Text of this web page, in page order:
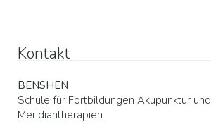
Kontakt
BENSHEN
Schule für Fortbildungen Akupunktur und
Meridiantherapien